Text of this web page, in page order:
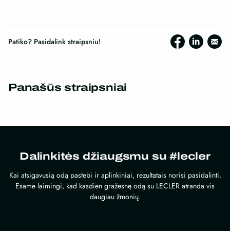
Patiko? Pasidalink straipsniu!
Panašūs straipsniai
Dalinkitės džiaugsmu su #lecler
Kai atsigavusią odą pastebi ir aplinkiniai, rezultatais norisi pasidalinti.
Esame laimingi, kad kasdien gražesnę odą su LECLER atranda vis
daugiau žmonių.